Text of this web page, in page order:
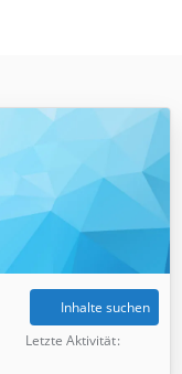
Inhalte suchen
Letzte Aktivität